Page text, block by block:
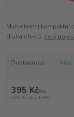
Multiefektní kompaktní
druhů efektů. celý popis
Dostupnost Více
395 Kč/ks
326 Kč bez DPH